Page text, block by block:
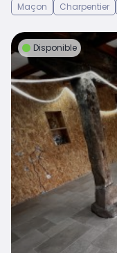
Maçon
Charpentier
Disponible